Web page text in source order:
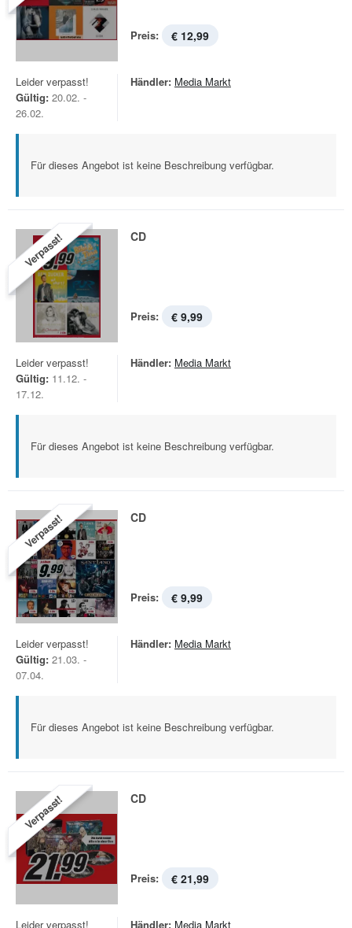
Preis: € 12,99
Leider verpasst!
Gültig: 20.02. -
26.02.
Händler: Media Markt
Für dieses Angebot ist keine Beschreibung verfügbar.
Verpasst! CD
Preis: € 9,99
Leider verpasst!
Gültig: 11.12. -
17.12.
Händler: Media Markt
Für dieses Angebot ist keine Beschreibung verfügbar.
Verpasst! CD
Preis: € 9,99
Leider verpasst!
Gültig: 21.03. -
07.04.
Händler: Media Markt
Für dieses Angebot ist keine Beschreibung verfügbar.
Verpasst! CD
Preis: € 21,99
Leider verpasst!
Händler: Media Markt